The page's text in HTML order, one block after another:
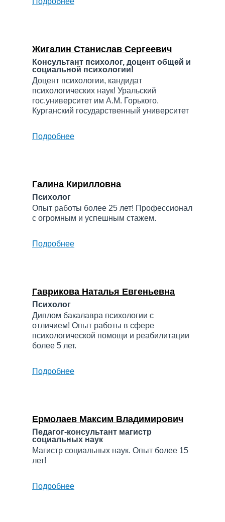
Жигалин Станислав Сергеевич
Консультант психолог, доцент общей и
социальной психологии!
Доцент психологии, кандидат
психологических наук! Уральский
гос.университет им А.М. Горького.
Курганский государственный университет
Подробнее
Галина Кирилловна
Психолог
Опыт работы более 25 лет! Профессионал
с огромным и успешным стажем.
Подробнее
Гаврикова Наталья Евгеньевна
Психолог
Диплом бакалавра психологии с
отличием! Опыт работы в сфере
психологической помощи и реабилитации
более 5 лет.
Подробнее
Ермолаев Максим Владимирович
Педагог-консультант магистр
социальных наук
Магистр социальных наук. Опыт более 15
лет!
Подробнее